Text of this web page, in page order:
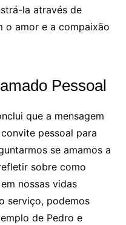
la através de
o amor e a compaixão
Pessoal
que a mensagem
pessoal para
se amamos a
sobre como
nossas vidas
serviço, podemos
de Pedro e